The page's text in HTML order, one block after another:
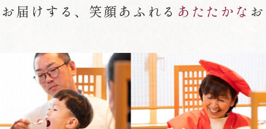
届けする、笑顔あふれる あたたかな